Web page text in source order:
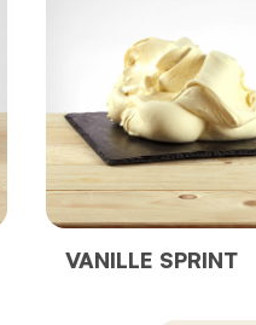
VANILLE SPRINT